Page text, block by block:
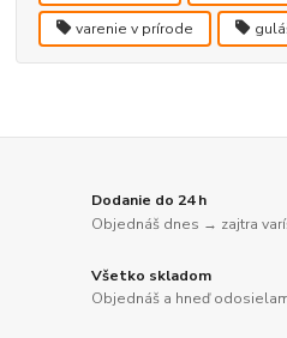
varenie v prírode
Dodanie do 24 h
Objednáš dnes → zajtra
Všetko skladom
Objednáš a hneď